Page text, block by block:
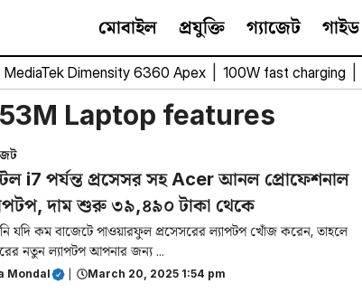
মোবাইল প্রযুক্তি গ্যাজেট গাইড
MediaTek Dimensity 6360 Apex 100W fast charging
Laptop features
i7 পর্যন্ত প্রসেসর সহ Acer আনল প্রোফেশনাল
দাম শুরু ৩৯,৪৯০ টাকা থেকে
যদি কম বাজেটে পাওয়ারফুল প্রসেসরের ল্যাপটপ খোঁজ করেন, তাহলে
নতুন ল্যাপটপ আপনার জন্য ...
Mondal March 20, 2025 1:54 pm